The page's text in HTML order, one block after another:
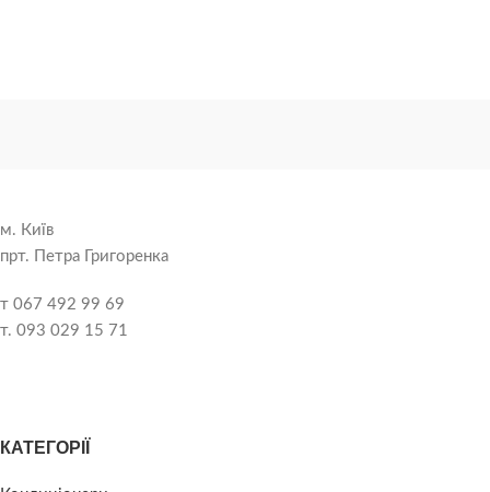
м. Київ
прт. Петра Григоренка
т 067 492 99 69
т. 093 029 15 71
КАТЕГОРІЇ